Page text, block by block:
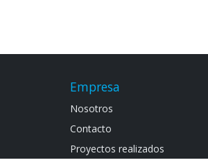
Empresa
Noso​tros
Contacto
Proyectos realizados